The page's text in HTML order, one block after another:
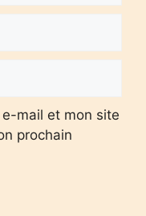
mail et mon site
prochain